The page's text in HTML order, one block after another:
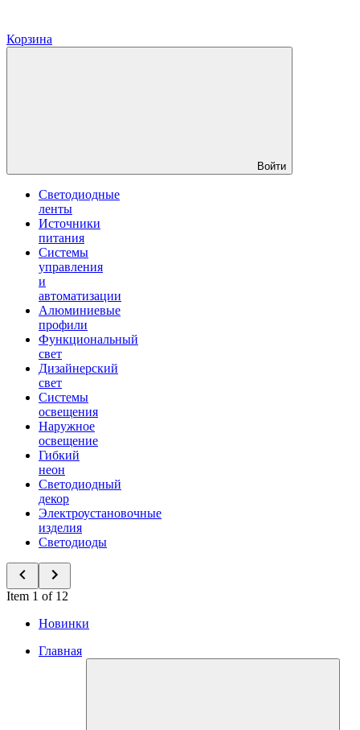
Корзина
Войти
Светодиодные
ленты
Источники
питания
Системы
управления
и
автоматизации
Алюминиевые
профили
Функциональный
свет
Дизайнерский
свет
Системы
освещения
Наружное
освещение
Гибкий
неон
Светодиодный
декор
Электроустановочные
изделия
Светодиоды
Item 1 of 12
Новинки
Главная